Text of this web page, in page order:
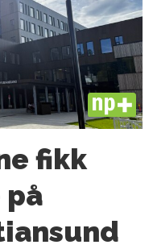
PLUS
fikk